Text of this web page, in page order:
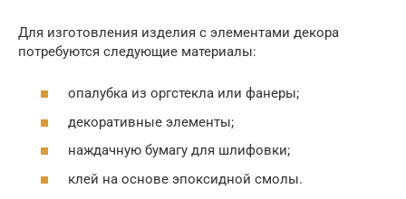
Для изготовления изделия с элементами декора
потребуются следующие материалы:
опалубка из оргстекла или фанеры;
декоративные элементы;
наждачную бумагу для шлифовки;
клей на основе эпоксидной смолы.